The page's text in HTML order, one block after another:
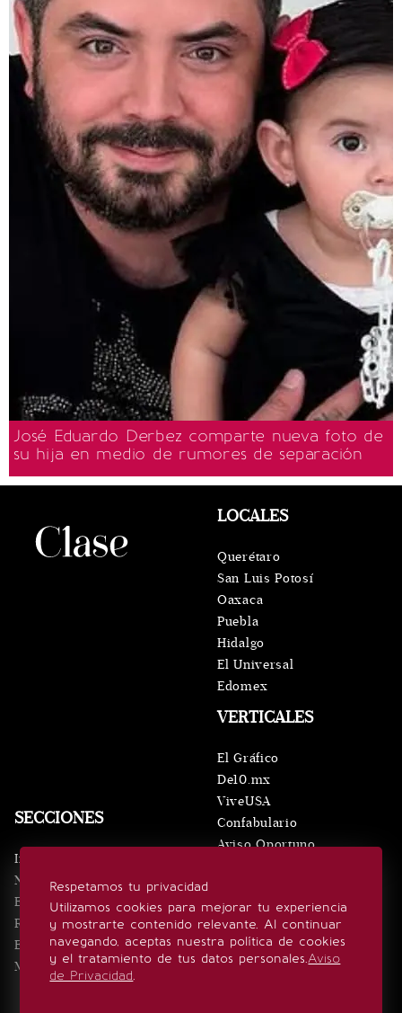
José Eduardo Derbez comparte nueva foto de
su hija en medio de rumores de separación
Respetamos tu privacidad
Utilizamos cookies para mejorar tu experiencia
y mostrarte contenido relevante. Al continuar
navegando, aceptas nuestra política de cookies
y el tratamiento de tus datos personales.Aviso
de Privacidad.
SECCIONES
Inicio
Noticias
Eventos
Realeza
Estilo de vida
Minuto x Minuto
VERTICALES
El Gráfico
De10.mx
ViveUSA
Confabulario
Aviso Oportuno
LOCALES
Querétaro
San Luis Potosí
Oaxaca
Puebla
Hidalgo
El Universal
Edomex
SÍGUENOS